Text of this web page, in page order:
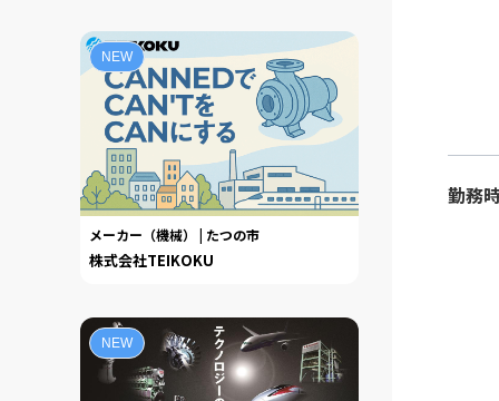
勤務
NEW
メーカー（機械） | たつの市
株式会社TEIKOKU
NEW